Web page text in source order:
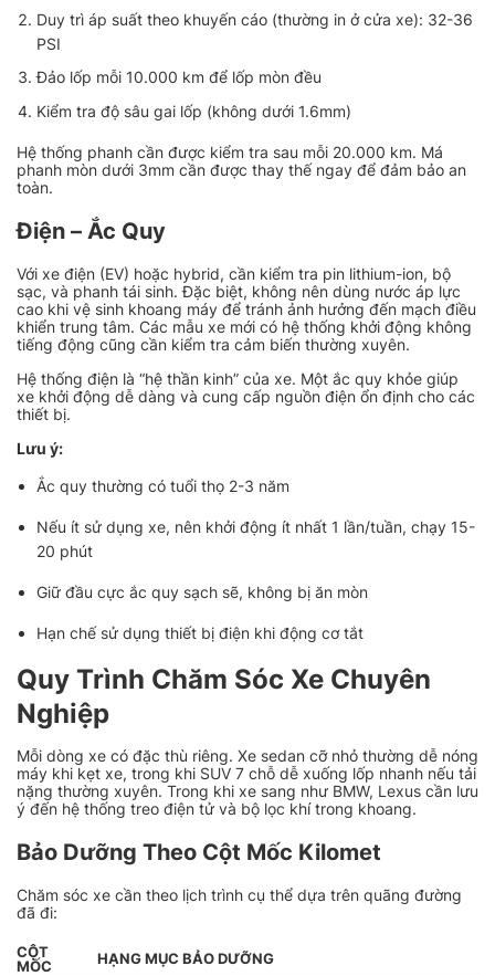
Duy trì áp suất theo khuyến cáo (thường in ở cửa xe): 32-36
PSI
Đảo lốp mỗi 10.000 km để lốp mòn đều
Kiểm tra độ sâu gai lốp (không dưới 1.6mm)
Hệ thống phanh cần được kiểm tra sau mỗi 20.000 km. Má
phanh mòn dưới 3mm cần được thay thế ngay để đảm bảo an
toàn.
Điện – Ắc Quy
Với xe điện (EV) hoặc hybrid, cần kiểm tra pin lithium-ion, bộ
sạc, và phanh tái sinh. Đặc biệt, không nên dùng nước áp lực
cao khi vệ sinh khoang máy để tránh ảnh hưởng đến mạch điều
khiển trung tâm. Các mẫu xe mới có hệ thống khởi động không
tiếng động cũng cần kiểm tra cảm biến thường xuyên.
Hệ thống điện là “hệ thần kinh” của xe. Một ắc quy khỏe giúp
xe khởi động dễ dàng và cung cấp nguồn điện ổn định cho các
thiết bị.
Lưu ý:
Ắc quy thường có tuổi thọ 2-3 năm
Nếu ít sử dụng xe, nên khởi động ít nhất 1 lần/tuần, chạy 15-
20 phút
Giữ đầu cực ắc quy sạch sẽ, không bị ăn mòn
Hạn chế sử dụng thiết bị điện khi động cơ tắt
Quy Trình Chăm Sóc Xe Chuyên
Nghiệp
Mỗi dòng xe có đặc thù riêng. Xe sedan cỡ nhỏ thường dễ nóng
máy khi kẹt xe, trong khi SUV 7 chỗ dễ xuống lốp nhanh nếu tải
nặng thường xuyên. Trong khi xe sang như BMW, Lexus cần lưu
ý đến hệ thống treo điện tử và bộ lọc khí trong khoang.
Bảo Dưỡng Theo Cột Mốc Kilomet
Chăm sóc xe cần theo lịch trình cụ thể dựa trên quãng đường
đã đi:
CỘT
MỐC
HẠNG MỤC BẢO DƯỠNG